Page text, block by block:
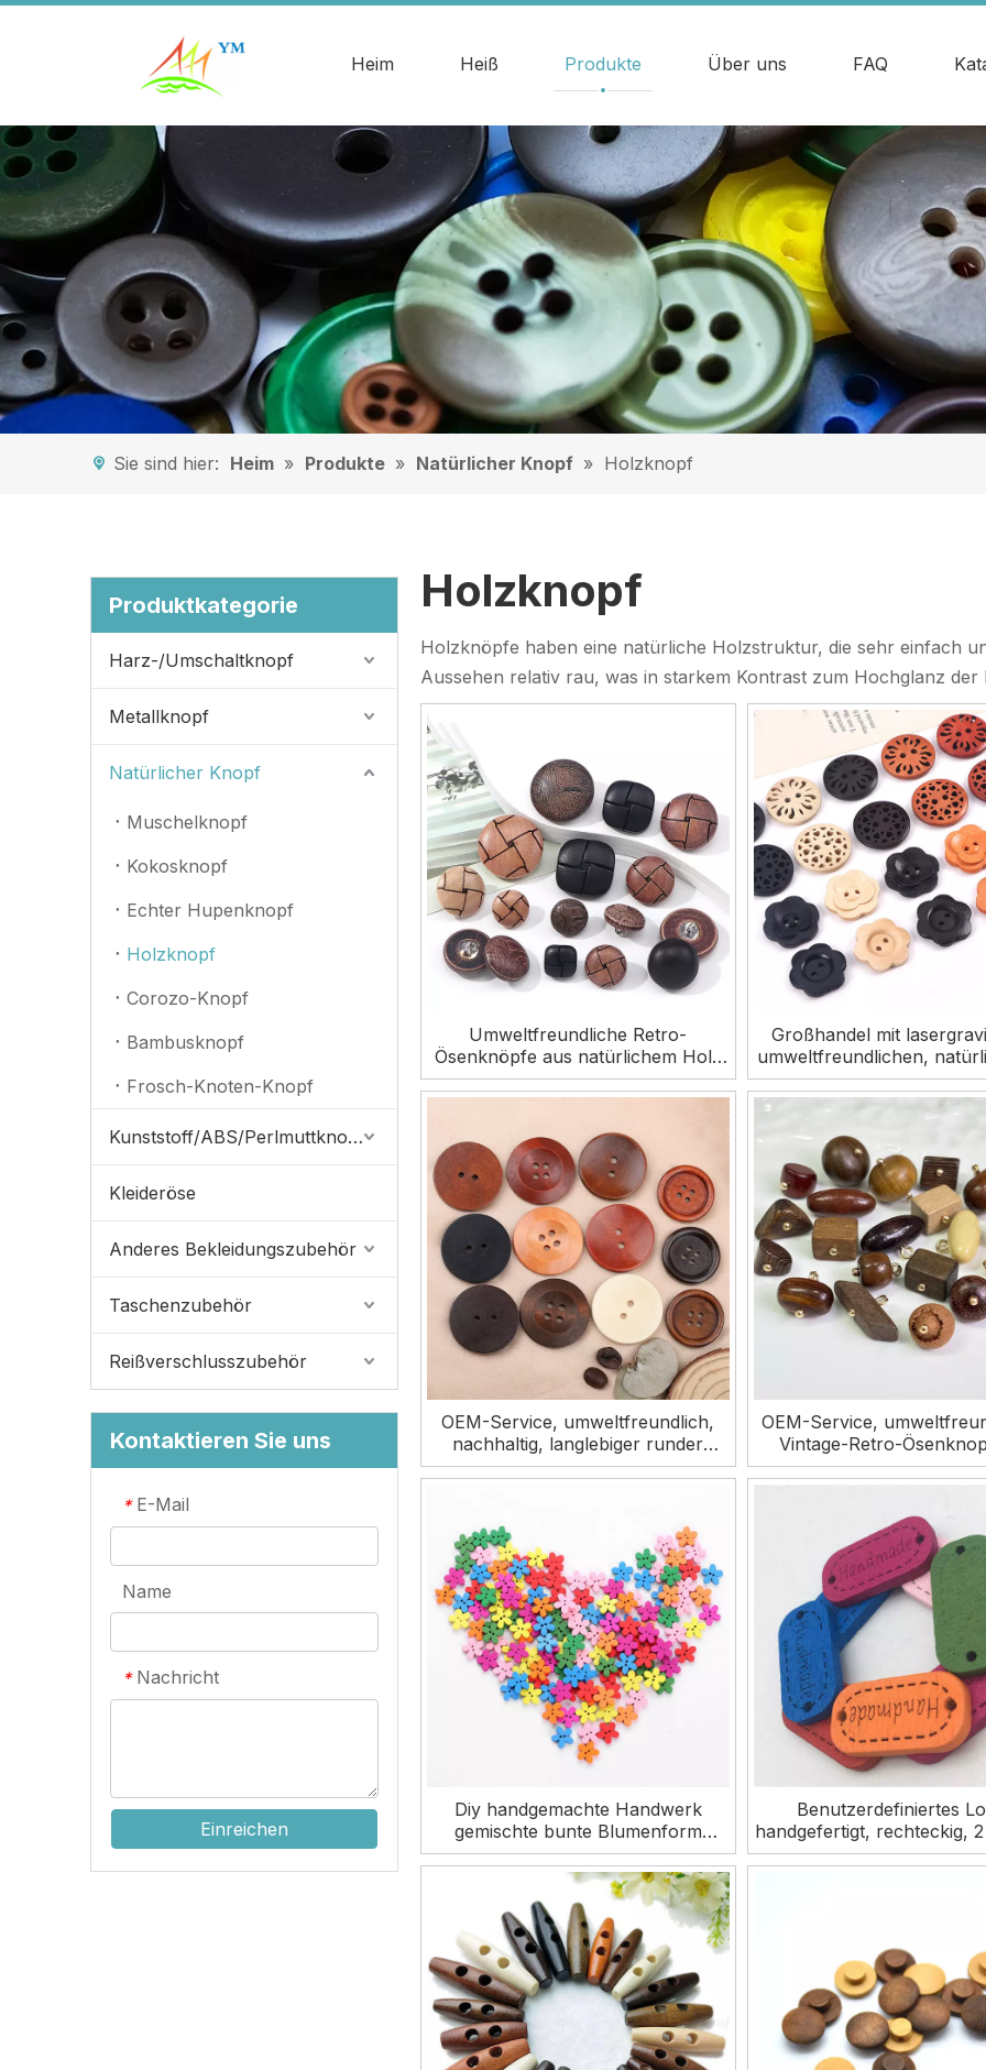
Heim Heiß Produkte Über uns FAQ
Sie sind hier: Heim » Produkte » Natürlicher Knopf » Holzknopf
Produktkategorie
Harz-/Umschaltknopf
Metallknopf
Natürlicher Knopf
Muschelknopf
Kokosknopf
Echter Hupenknopf
Holzknopf
Corozo-Knopf
Bambusknopf
Frosch-Knoten-Knopf
Kunststoff/ABS/Perlmuttknopf
Kleideröse
Anderes Bekleidungszubehör
Taschenzubehör
Reißverschlusszubehör
Kontaktieren Sie uns
* E-Mail
Name
* Nachricht
Einreichen
Holzknopf
Holzknöpfe haben eine natürliche Holzstruktur, die sehr einfach
Aussehen relativ rau, was in starkem Kontrast zum Hochglanz
Umweltfreundliche Retro-
Ösenknöpfe aus natürlichem Holz
im Fabrikgroßhandel für Kleidung
mit Metallrückseite
Großhandel mit
umweltfreundlichen,
Loch-Holzknöpfen für
OEM-Service, umweltfreundlich,
nachhaltig, langlebiger runder
Holzknopf mit 2 Löchern und 4
OEM-Service,
Vintage-Retro-
Naturholz für
Diy handgemachte Handwerk
gemischte bunte Blumenform
niedliche Kinder Holzknöpfe für
Kleidung
Benutzerdefiniertes
handgefertigt, rechteckig, 2
Nähen, Basteln, bunte